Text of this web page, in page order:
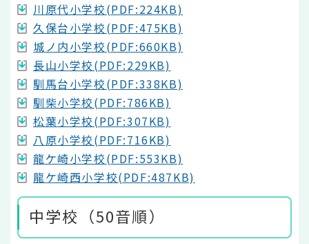
川原代小学校(PDF:224KB)
久保台小学校(PDF:475KB)
城ノ内小学校(PDF:660KB)
長山小学校(PDF:229KB)
馴馬台小学校(PDF:338KB)
馴柴小学校(PDF:786KB)
松葉小学校(PDF:307KB)
八原小学校(PDF:716KB)
龍ケ崎小学校(PDF:553KB)
龍ケ崎西小学校(PDF:487KB)
中学校（50音順）